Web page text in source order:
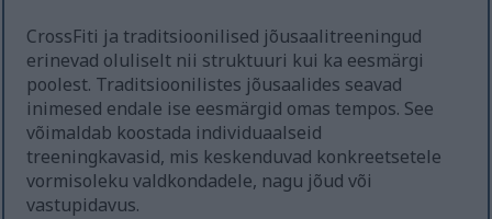
CrossFiti ja traditsioonilised jõusaalitreeningud
erinevad oluliselt nii struktuuri kui ka eesmärgi
poolest. Traditsioonilistes jõusaalides seavad
inimesed endale ise eesmärgid omas tempos. See
võimaldab koostada individuaalseid
treeningkavasid, mis keskenduvad konkreetsetele
vormisoleku valdkondadele, nagu jõud või
vastupidavus.